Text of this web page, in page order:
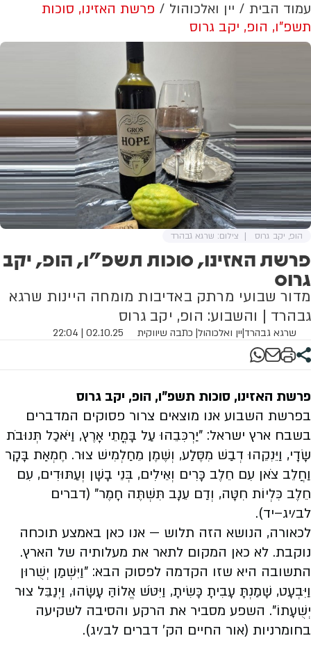
עמוד הבית יין ואלכוהול
פרשת האזינו, סוכות
תשפ"ו, הופ, יקב גרוס
פרשת האזינו, סוכות תשפ"ו, הופ, יקב
גרוס
מדור שבועי מרתק באדיבות מומחה היינות שרגא
גבהרד | והשבוע: הופ, יקב גרוס
שרגא גבהרד|יין ואלכוהול| כתבה שיווקית 02.10.25 | 22:04
הופ, יקב גרוס צילום: שרגא גבהרד
פרשת האזינו, סוכות תשפ"ו, הופ, יקב גרוס
בפרשת השבוע אנו מוצאים צרור פסוקים המדברים
בשבח ארץ ישראל: "יַרְכִּבֵהוּ עַל בָּמֳתֵי אָרֶץ, וַיֹּאכַל תְּנוּבֹת
שָׂדָי, וַיֵּנִקֵהוּ דְבַשׁ מִסֶּלַע, וְשֶׁמֶן מֵחַלְמִישׁ צוּר. חֶמְאַת בָּקָר
וַחֲלֵב צֹאן עִם חֵלֶב כָּרִים וְאֵילִים, בְּנֵי בָשָׁן וְעַתּוּדִים, עִם
חֵלֶב כִּלְיוֹת חִטָּה, וְדַם עֵנָב תִּשְׁתֶּה חָמֶר" (דברים
לב/יג–יד).
לכאורה, הנושא הזה תלוש — אנו כאן באמצע תוכחה
נוקבת. לא כאן המקום לתאר את מעלותיה של הארץ.
התשובה היא שזו הקדמה לפסוק הבא: "וַיִּשְׁמַן יְשֻׁרוּן
וַיִּבְעָט, שָׁמַנְתָּ עָבִיתָ כָּשִׂיתָ, וַיִּטֹּשׁ אֱלוֹהַּ עָשָׂהוּ, וַיְנַבֵּל צוּר
יְשֻׁעָתוֹ". השפע מסביר את הרקע והסיבה לשקיעה
בחומרניות (אור החיים הק' דברים לב/יג).